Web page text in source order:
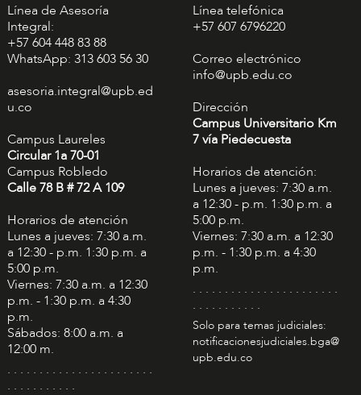
Línea de Asesoría
Integral:
+57 604 448 83 88
WhatsApp: 313 603 56 30
asesoria.integral@upb.ed
u.co
Campus Laureles
Circular 1a 70-01
Campus Robledo
Calle 78 B # 72 A 109
Horarios de atención
Lunes a jueves: 7:30 a.m.
a 12:30 - p.m. 1:30 p.m. a
5:00 p.m.
Viernes: 7:30 a.m. a 12:30
p.m. - 1:30 p.m. a 4:30
p.m.
Sábados: 8:00 a.m. a
12:00 m.
. . . . . . . . . . . . . . . . . . . . . . .
. . . . . . . . . . .
Línea telefónica
+57 607 6796220
Correo electrónico
info@upb.edu.co
Dirección
Campus Universitario Km
7 vía Piedecuesta
Horarios de atención:
Lunes a jueves: 7:30 a.m.
a 12:30 - p.m. 1:30 p.m. a
5:00 p.m.
Viernes: 7:30 a.m. a 12:30
p.m. - 1:30 p.m. a 4:30
p.m.
. . . . . . . . . . . . . . . . . . . . . . .
. . . . . . . . . . .
Solo para temas judiciales:
notificacionesjudiciales.bga@
upb.edu.co